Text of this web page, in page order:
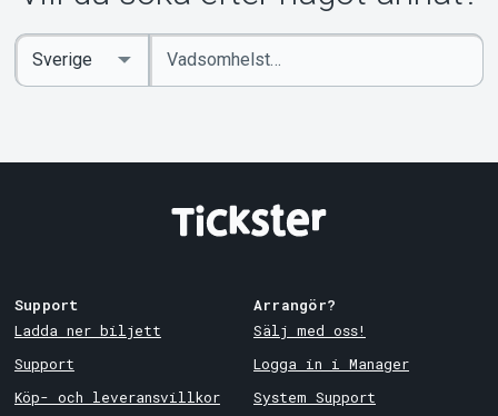
Ange
sökord
Select
Country
Support
Ladda ner biljett
Support
Köp- och leveransvillkor
Arrangör?
Sälj med oss!
Logga in i Manager
System Support